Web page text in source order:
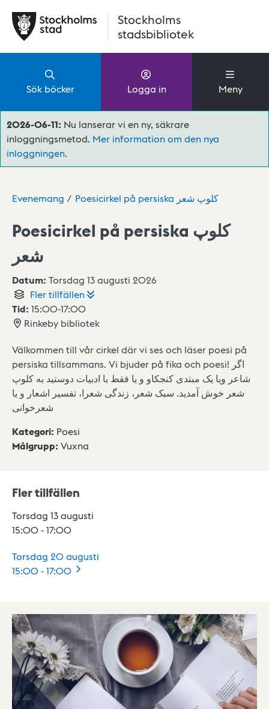
Stockholms
stadsbibliotek
Sök böcker Logga in Meny
2026-06-11: Nu lanserar vi en ny, säkrare
inloggningsmetod. Mer information om den nya
inloggningen.
Evenemang Poesicirkel på persiska کلوپ شعر
Poesicirkel på persiska کلوپ
شعر
Datum: Torsdag 13 augusti 2026
Flertillfällen
Tid: 15:00-17:00
Rinkeby bibliotek
Välkommen till vår cirkel där vi ses och läser poesi på
persiska tillsammans. Vi bjuder på fika och poesi! اگر
شاعر ویا یک مبتدی کنجکاو و یا فقط با ادبیات دوستید به کلوپ
شعر خوش آمدید. سبک شعر، زندگی شعرا، تفسیر اشعار و یا
شعرخوانی
Kategori: Poesi
Målgrupp: Vuxna
Fler tillfällen
Torsdag 13 augusti
15:00-17:00
Torsdag 20 augusti
15:00-17:00